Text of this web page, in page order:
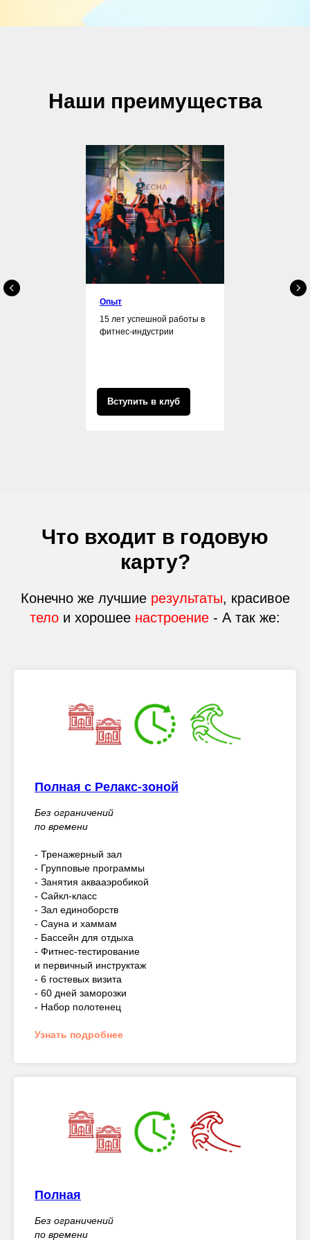
Наши преимущества
Опыт
15 лет успешной работы в
фитнес-индустрии
Вступить в клуб
Что входит в годовую
карту?
Конечно же лучшие результаты, красивое
тело и хорошее настроение - А так же:
Полная с Релакс-зоной
Без ограничений
по времени
- Тренажерный зал
- Групповые программы
- Занятия аквааэробикой
- Сайкл-класс
- Зал единоборств
- Сауна и хаммам
- Бассейн для отдыха
- Фитнес-тестирование
и первичный инструктаж
- 6 гостевых визита
- 60 дней заморозки
- Набор полотенец
Узнать подробнее
Полная
Без ограничений
по времени